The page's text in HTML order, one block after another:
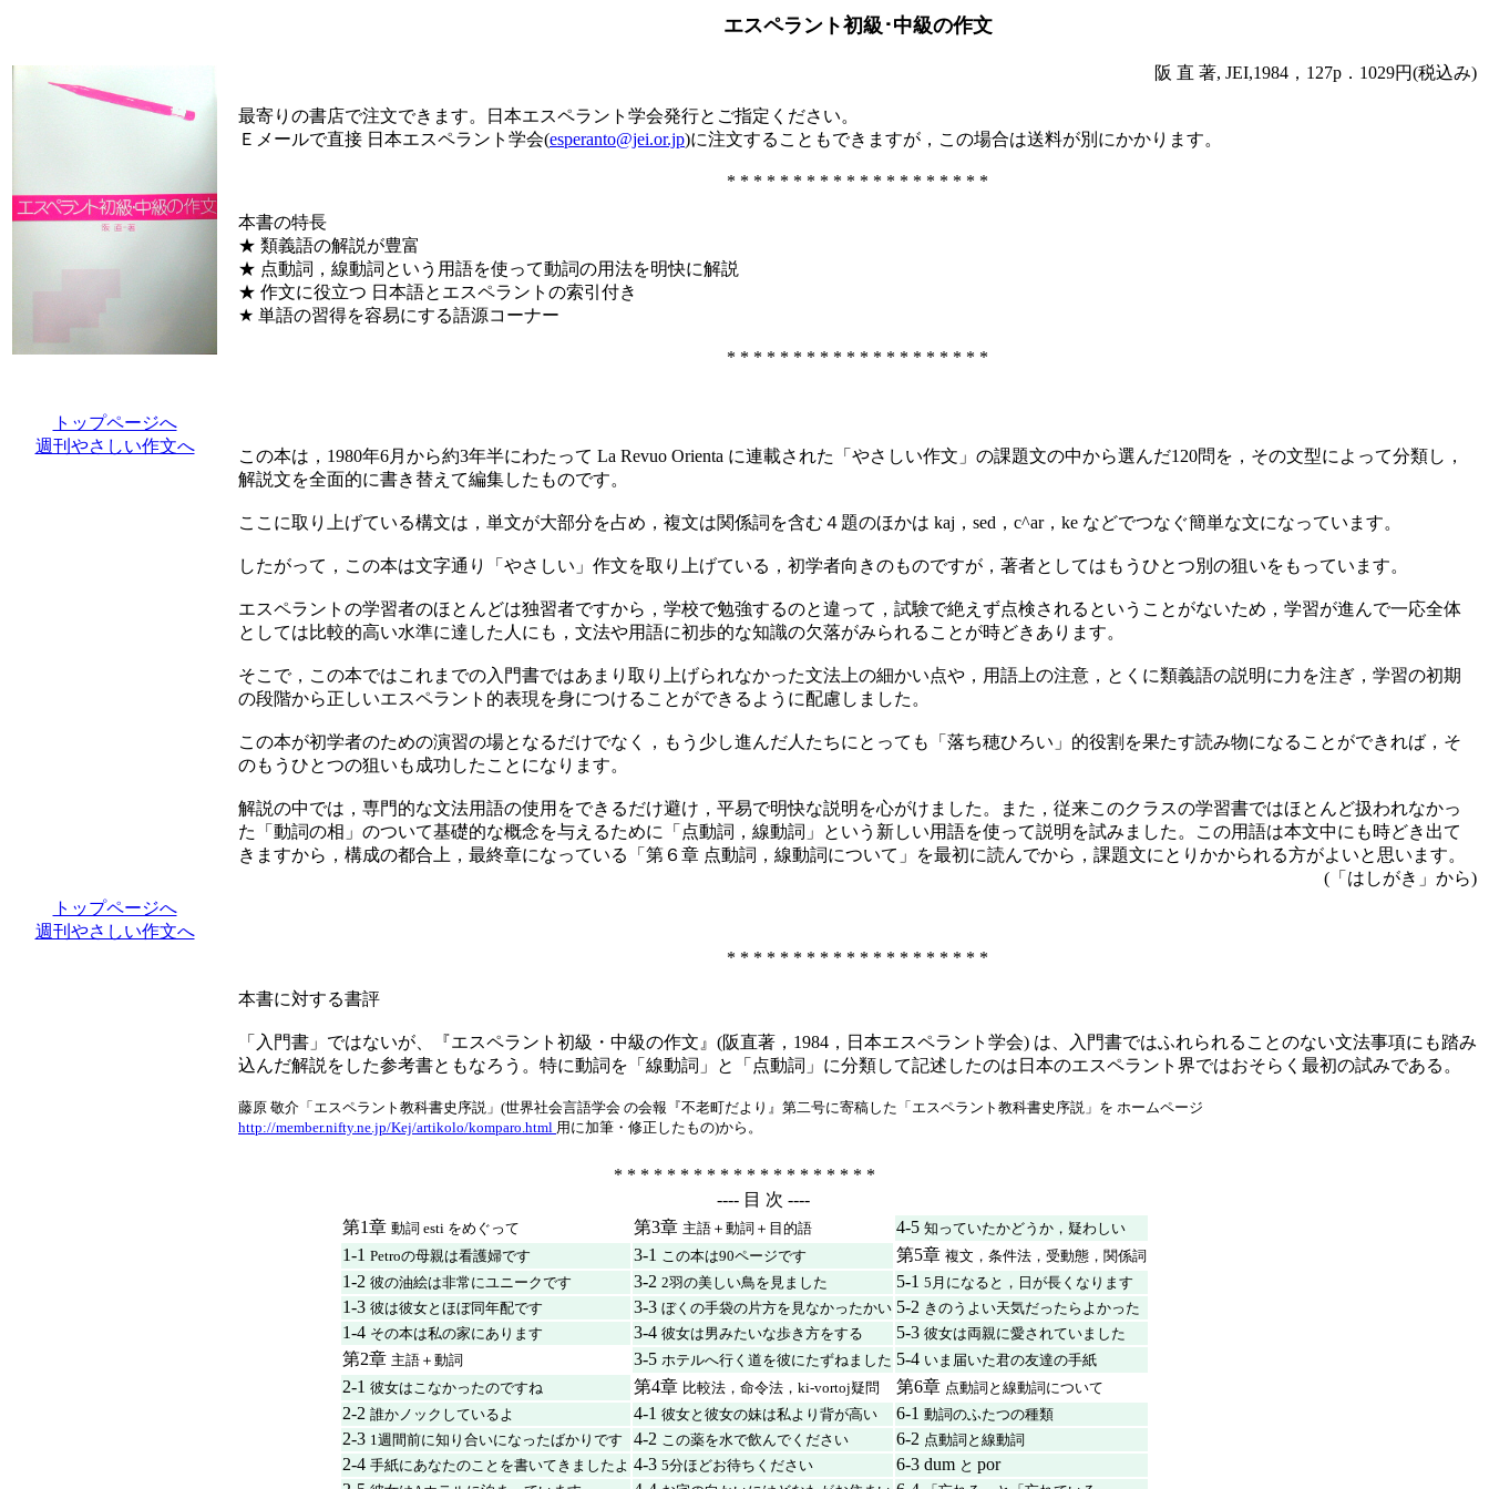
エスペラント初級･中級の作文
阪 直 著, JEI,1984，127p．1029円(税込み)
最寄りの書店で注文できます。日本エスペラント学会発行とご指定ください。
Ｅメールで直接 日本エスペラント学会(esperanto@jei.or.jp)に注文することもできますが，この場合は送料が別にかかります。
* * * * * * * * * * * * * * * * * * * *
本書の特長
★ 類義語の解説が豊富
★ 点動詞，線動詞という用語を使って動詞の用法を明快に解説
★ 作文に役立つ 日本語とエスペラントの索引付き
★ 単語の習得を容易にする語源コーナー
* * * * * * * * * * * * * * * * * * * *
トップページへ
週刊やさしい作文へ
トップページへ
週刊やさしい作文へ
この本は，1980年6月から約3年半にわたって La Revuo Orienta に連載された「やさしい作文」の課題文の中から選んだ120問を，その文型によって分類し，
解説文を全面的に書き替えて編集したものです。
ここに取り上げている構文は，単文が大部分を占め，複文は関係詞を含む４題のほかは kaj，sed，c^ar，ke などでつなぐ簡単な文になっています。
したがって，この本は文字通り「やさしい」作文を取り上げている，初学者向きのものですが，著者としてはもうひとつ別の狙いをもっています。
エスペラントの学習者のほとんどは独習者ですから，学校で勉強するのと違って，試験で絶えず点検されるということがないため，学習が進んで一応全体
としては比較的高い水準に達した人にも，文法や用語に初歩的な知識の欠落がみられることが時どきあります。
そこで，この本ではこれまでの入門書ではあまり取り上げられなかった文法上の細かい点や，用語上の注意，とくに類義語の説明に力を注ぎ，学習の初期
の段階から正しいエスペラント的表現を身につけることができるように配慮しました。
この本が初学者のための演習の場となるだけでなく，もう少し進んだ人たちにとっても「落ち穂ひろい」的役割を果たす読み物になることができれば，そ
のもうひとつの狙いも成功したことになります。
解説の中では，専門的な文法用語の使用をできるだけ避け，平易で明快な説明を心がけました。また，従来このクラスの学習書ではほとんど扱われなかっ
た「動詞の相」のついて基礎的な概念を与えるために「点動詞，線動詞」という新しい用語を使って説明を試みました。この用語は本文中にも時どき出て
きますから，構成の都合上，最終章になっている「第６章 点動詞，線動詞について」を最初に読んでから，課題文にとりかかられる方がよいと思います。
(「はしがき」から)
* * * * * * * * * * * * * * * * * * * *
本書に対する書評
「入門書」ではないが、『エスペラント初級・中級の作文』(阪直著，1984，日本エスペラント学会) は、入門書ではふれられることのない文法事項にも踏み
込んだ解説をした参考書ともなろう。特に動詞を「線動詞」と「点動詞」に分類して記述したのは日本のエスペラント界ではおそらく最初の試みである。
藤原 敬介「エスペラント教科書史序説」(世界社会言語学会 の会報『不老町だより』第二号に寄稿した「エスペラント教科書史序説」を ホームページ
http://member.nifty.ne.jp/Kej/artikolo/komparo.html 用に加筆・修正したもの)から。
* * * * * * * * * * * * * * * * * * * *
---- 目 次 ----
第1章 動詞 esti をめぐって 第3章 主語＋動詞＋目的語 4-5 知っていたかどうか，疑わしい
1-1 Petroの母親は看護婦です 3-1 この本は90ページです 第5章 複文，条件法，受動態，関係詞
1-2 彼の油絵は非常にユニークです 3-2 2羽の美しい鳥を見ました 5-1 5月になると，日が長くなります
1-3 彼は彼女とほぼ同年配です 3-3 ぼくの手袋の片方を見なかったかい 5-2 きのうよい天気だったらよかった
1-4 その本は私の家にあります 3-4 彼女は男みたいな歩き方をする 5-3 彼女は両親に愛されていました
第2章 主語＋動詞 3-5 ホテルへ行く道を彼にたずねました 5-4 いま届いた君の友達の手紙
2-1 彼女はこなかったのですね 第4章 比較法，命令法，ki-vortoj疑問 第6章 点動詞と線動詞について
2-2 誰かノックしているよ 4-1 彼女と彼女の妹は私より背が高い 6-1 動詞のふたつの種類
2-3 1週間前に知り合いになったばかりです 4-2 この薬を水で飲んでください 6-2 点動詞と線動詞
2-4 手紙にあなたのことを書いてきましたよ 4-3 5分ほどお待ちください 6-3 dum と por